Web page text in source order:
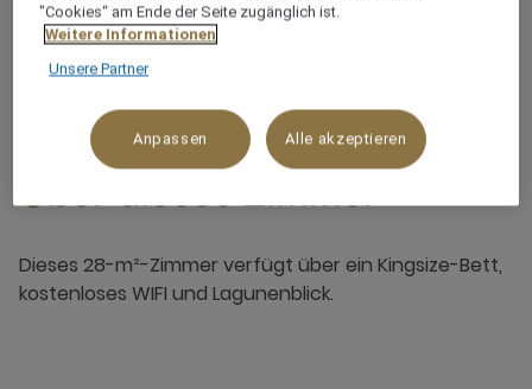
3 x
Über dieses Zimmer
Dieses 28-m²-Zimmer verfügt über ein Kingsize-Bett,
kostenloses WIFI und Lagunenblick.
"Cookies“ am Ende der Seite zugänglich ist.
Weitere Informationen
Unsere Partner
Anpassen Alle akzeptieren